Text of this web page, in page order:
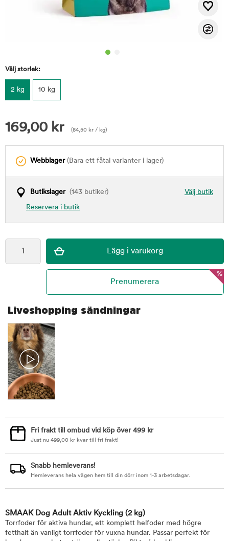
Välj storlek:
2 kg 10 kg
169,00 kr (84,50 kr / kg)
Webblager(Bara ett fåtal varianter i lager)
Välj butik
Butikslager(143 butiker)
Reservera i butik
%
Liveshopping sändningar
Fri frakt till ombud vid köp över 499 kr
Just nu 499,00 kr kvar till fri frakt!
Snabb hemleverans!
Hemleverans hela vägen hem till din dörr inom 1-3 arbetsdagar.
SMAAK Dog Adult Aktiv Kyckling (2 kg)
Torrfoder för aktiva hundar, ett komplett helfoder med högre
fetthalt än vanligt torrfoder för vuxna hundar. Passar perfekt för